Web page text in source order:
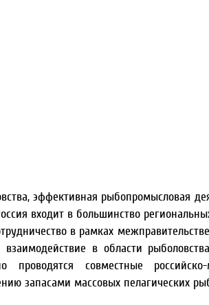
эффективная рыбопромысловая
входит в большинство
в рамках
взаимодействие в области
проводятся совместные
запасами массовых пелагических